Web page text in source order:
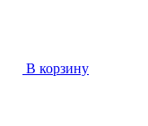
В корзину